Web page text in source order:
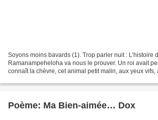
Soyons moins bavards (1). Trop parler nuit : L’histoire
Ramanampeheloha va nous le prouver. Un roi avait
connaît la chèvre, cet animal petit malin, aux yeux vifs,
Poème: Ma Bien-aimée… Dox